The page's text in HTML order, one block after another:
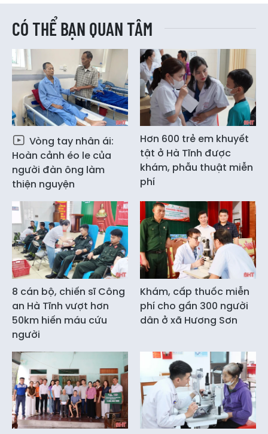
CÓ THỂ BẠN QUAN TÂM
Vòng tay nhân ái:
Hoàn cảnh éo le của
người đàn ông làm
thiện nguyện
Hơn 600 trẻ em khuyết
tật ở Hà Tĩnh được
khám, phẫu thuật miễn
phí
8 cán bộ, chiến sĩ Công
an Hà Tĩnh vượt hơn
50km hiến máu cứu
người
Khám, cấp thuốc miễn
phí cho gần 300 người
dân ở xã Hương Sơn